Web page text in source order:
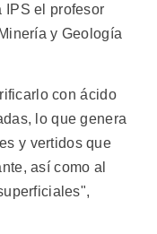
IPS el profesor
y Geología
con ácido
lo que genera
y vertidos que
así como al